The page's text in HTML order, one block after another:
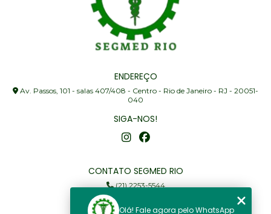
ENDEREÇO
Av. Passos, 101 - salas 407/408 - Centro - Rio de Janeiro - RJ - 20051-
040
SIGA-NOS!
CONTATO SEGMED RIO
(21) 2253-5544
(21) 97905-3352
Olá! Fale agora pelo WhatsApp